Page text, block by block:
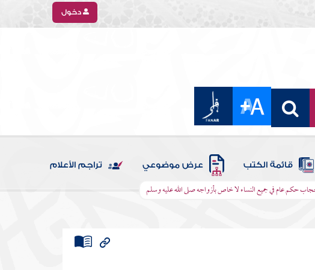
دخول
قائمة الكتب عرض موضوعي تراجم الأعلام
حكم عام في جميع النساء لا خاص بأزواجه صلى الله عليه وسلم